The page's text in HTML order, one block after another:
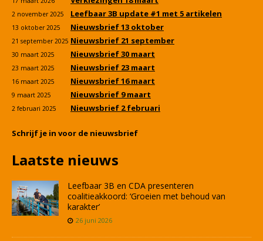
2 november 2025 Leefbaar 3B update #1 met 5 artikelen
13 oktober 2025 Nieuwsbrief 13 oktober
21 september 2025 Nieuwsbrief 21 september
30 maart 2025 Nieuwsbrief 30 maart
23 maart 2025 Nieuwsbrief 23 maart
16 maart 2025 Nieuwsbrief 16 maart
9 maart 2025 Nieuwsbrief 9 maart
2 februari 2025 Nieuwsbrief 2 februari
Schrijf je in voor de nieuwsbrief
Laatste nieuws
Leefbaar 3B en CDA presenteren
coalitieakkoord: ‘Groeien met behoud van
karakter’
26 juni 2026